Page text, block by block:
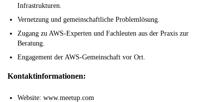
Infrastrukturen.
Vernetzung und gemeinschaftliche Problemlösung.
Zugang zu AWS-Experten und Fachleuten aus der Praxis zur
Beratung.
Engagement der AWS-Gemeinschaft vor Ort.
Kontaktinformationen:
Website: www.meetup.com